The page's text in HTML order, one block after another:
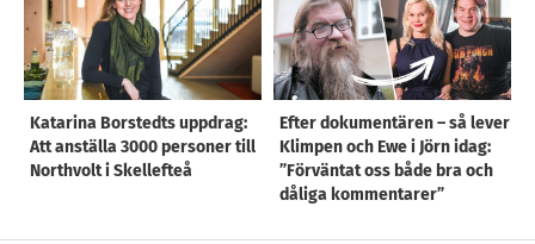
Katarina Borstedts uppdrag:
Att anställa 3000 personer till
Northvolt i Skellefteå
Efter dokumentären – så lever
Klimpen och Ewe i Jörn idag:
”Förväntat oss både bra och
dåliga kommentarer”